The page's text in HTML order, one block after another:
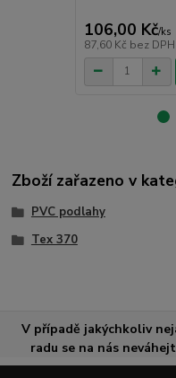
106,00 Kč/ks
87,60 Kč bez DPH
Zboží zařazeno v
PVC podlahy
Tex 370
V případě jakýchkoliv
radu se na nás